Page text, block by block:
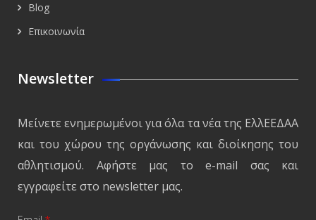
Blog
Επικοινωνία
Newsletter
Μείνετε ενημερωμένοι για όλα τα νέα της ΕλλΕΕΔΑΑ
και του χώρου της οργάνωσης και διοίκησης του
αθλητισμού. Αφήστε μας το e-mail σας και
εγγραφείτε στο newsletter μας.